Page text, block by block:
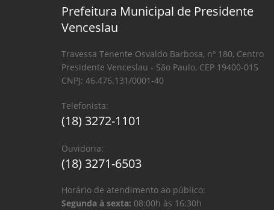
Prefeitura Municipal de Presidente
Venceslau
Travessa Tenente Osvaldo Barbosa, nº 180, Centro
Presidente Venceslau - São Paulo, CEP 19400-015
CNPJ: 46.476.131/0001-40
Telefonista:
(18) 3272-1101
Ouvidoria:
(18) 3271-6503
Horário de atendimento ao público:
Segunda à sexta: 08:00h às 16:30h